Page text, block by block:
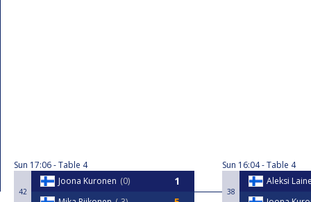
Sun 17:06 Table 4
42
Joona Kuronen
0
Sun 16:04 Table 4
38
Aleksi